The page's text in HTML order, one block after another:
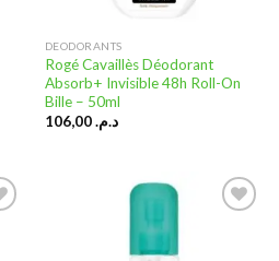
DEODORANTS
Rogé Cavaillès Déodorant
Absorb+ Invisible 48h Roll-On
Bille – 50ml
د.م.106,00